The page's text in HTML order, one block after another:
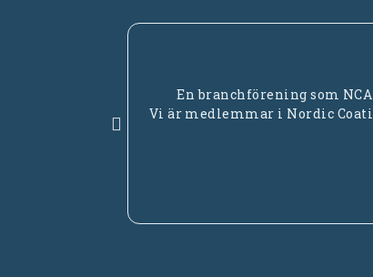
En branchförening som
Vi är medlemmar i Nordic